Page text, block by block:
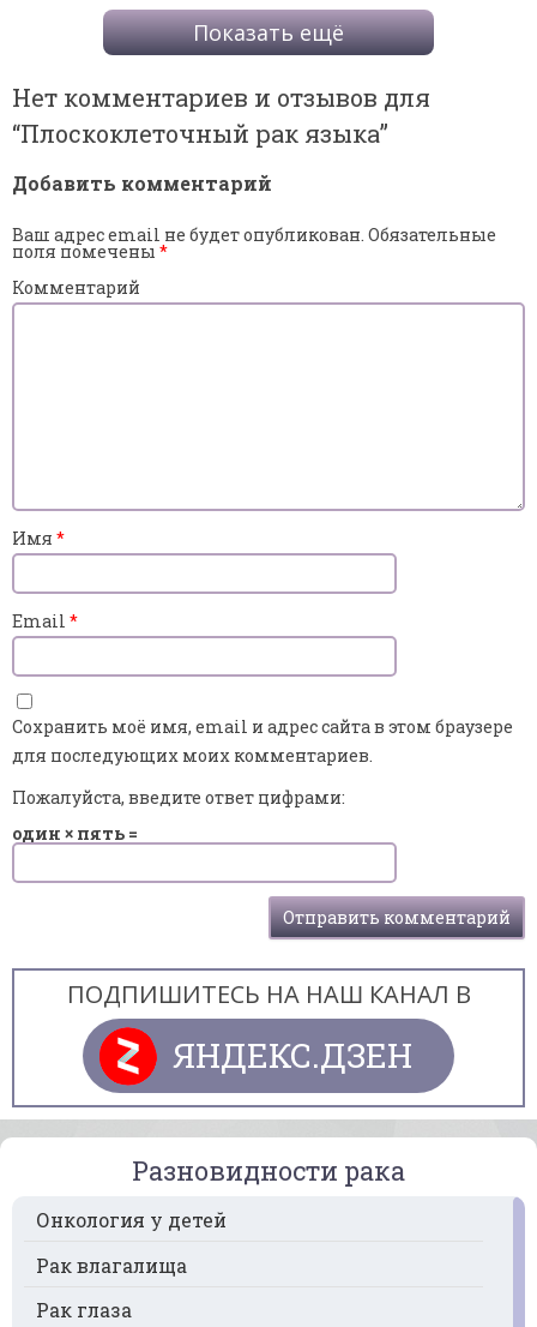
Показать ещё
Нет комментариев и отзывов для
“Плоскоклеточный рак языка”
Добавить комментарий
Ваш адрес email не будет опубликован. Обязательные
поля помечены *
Комментарий
Имя *
Email *
Сохранить моё имя, email и адрес сайта в этом браузере
для последующих моих комментариев.
Пожалуйста, введите ответ цифрами:
один × пять =
ПОДПИШИТЕСЬ НА НАШ КАНАЛ В
ЯНДЕКС.ДЗЕН
Разновидности рака
Онкология у детей
Рак влагалища
Рак глаза